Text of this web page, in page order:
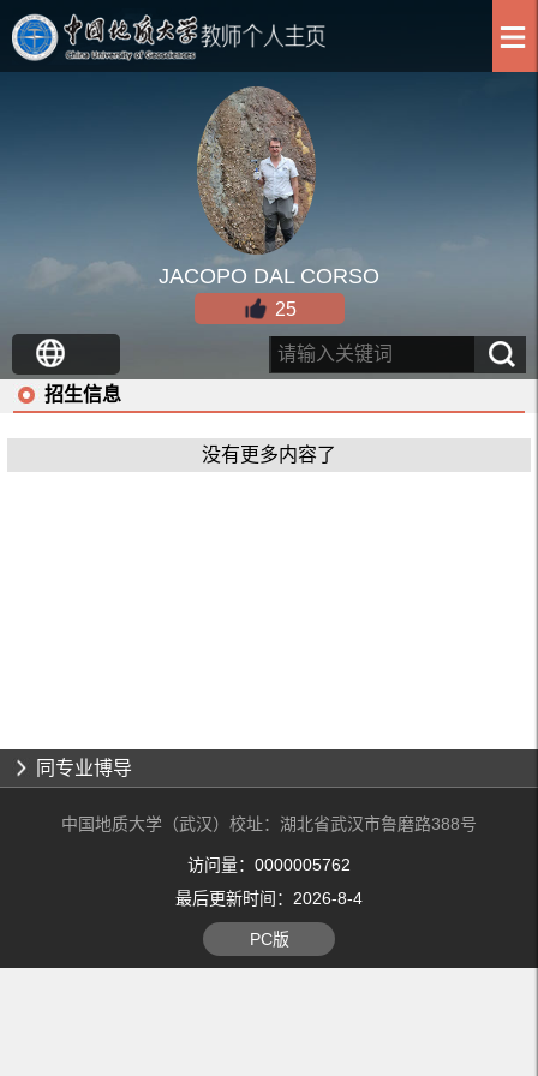
JACOPO DAL CORSO
25
招生信息
没有更多内容了
同专业博导
中国地质大学（武汉）校址：湖北省武汉市鲁磨路388号
访问量： 0000005762
最后更新时间： 2026-8-4
PC版